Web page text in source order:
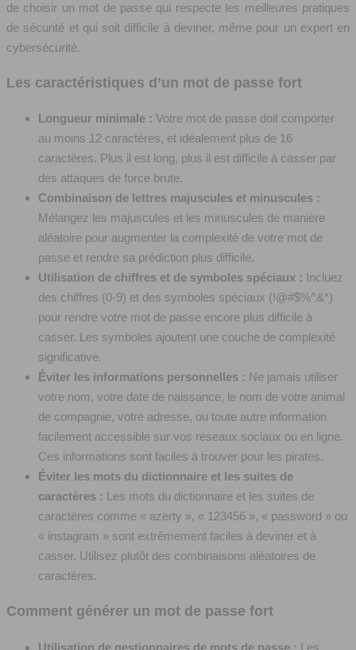
de choisir un mot de passe qui respecte les meilleures pratiques
de sécurité et qui soit difficile à deviner, même pour un expert en
cybersécurité.
Les caractéristiques d’un mot de passe fort
Longueur minimale : Votre mot de passe doit comporter
au moins 12 caractères, et idéalement plus de 16
caractères. Plus il est long, plus il est difficile à casser par
des attaques de force brute.
Combinaison de lettres majuscules et minuscules :
Mélangez les majuscules et les minuscules de manière
aléatoire pour augmenter la complexité de votre mot de
passe et rendre sa prédiction plus difficile.
Utilisation de chiffres et de symboles spéciaux : Incluez
des chiffres (0-9) et des symboles spéciaux (!@#$%^&*)
pour rendre votre mot de passe encore plus difficile à
casser. Les symboles ajoutent une couche de complexité
significative.
Éviter les informations personnelles : Ne jamais utiliser
votre nom, votre date de naissance, le nom de votre animal
de compagnie, votre adresse, ou toute autre information
facilement accessible sur vos réseaux sociaux ou en ligne.
Ces informations sont faciles à trouver pour les pirates.
Éviter les mots du dictionnaire et les suites de
caractères : Les mots du dictionnaire et les suites de
caractères comme « azerty », « 123456 », « password » ou
« instagram » sont extrêmement faciles à deviner et à
casser. Utilisez plutôt des combinaisons aléatoires de
caractères.
Comment générer un mot de passe fort
Utilisation de gestionnaires de mots de passe : Les